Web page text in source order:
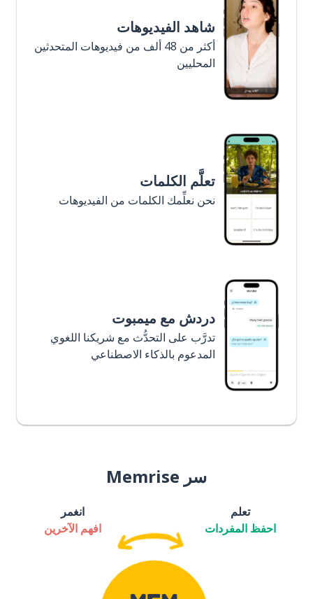
شاهد الفيديوهات
أكثر من 48 ألف من فيديوهات المتحدثين
المحليين
تعلَّم الكلمات
نحن نعلِّمك الكلمات من الفيديوهات
دردش مع ميمبوت
تدرَّب على التحدُّث مع شريكنا اللغوي
المدعوم بالذكاء الاصطناعي
سر Memrise
تعلم
احفظ المفردات
انغمر
افهم الآخرين